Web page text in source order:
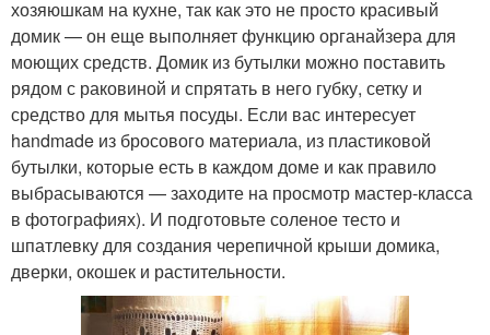
хозяюшкам на кухне, так как это не просто красивый
домик — он еще выполняет функцию органайзера для
моющих средств. Домик из бутылки можно поставить
рядом с раковиной и спрятать в него губку, сетку и
средство для мытья посуды. Если вас интересует
handmade из бросового материала, из пластиковой
бутылки, которые есть в каждом доме и как правило
выбрасываются — заходите на просмотр мастер-класса
в фотографиях). И подготовьте соленое тесто и
шпатлевку для создания черепичной крыши домика,
дверки, окошек и растительности.